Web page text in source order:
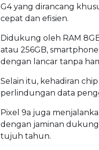
G4 yang dirancang
cepat dan efisien.
Didukung oleh RAM
atau 256GB,
dengan lancar tanpa
Selain itu, kehadiran
perlindungan data
Pixel 9a juga
dengan jaminan
tujuh tahun.